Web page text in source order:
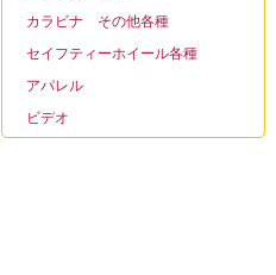
カラビナ その他各種
セイフティーホイール各種
アパレル
ビデオ